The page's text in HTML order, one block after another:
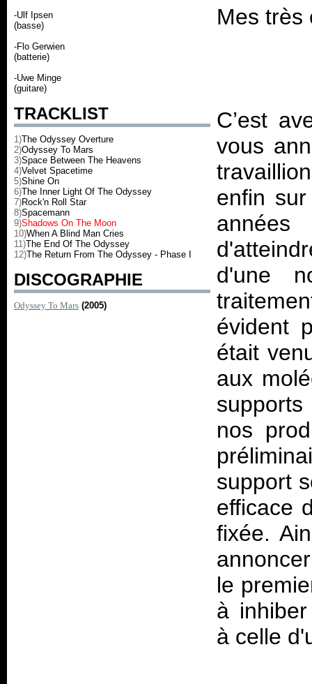
-Ulf Ipsen
(basse)
-Flo Gerwien
(batterie)
-Uwe Minge
(guitare)
TRACKLIST
1)The Odyssey Overture
2)Odyssey To Mars
3)Space Between The Heavens
4)Velvet Spacetime
5)Shine On
6)The Inner Light Of The Odyssey
7)Rock'n Roll Star
8)Spacemann
9)Shadows On The Moon
10)When A Blind Man Cries
11)The End Of The Odyssey
12)The Return From The Odyssey - Phase I
DISCOGRAPHIE
Odyssey To Mars (2005)
C’est
vous
enfin
d'une
évident
était
aux
nos
support
efficace
fixée.
le
à